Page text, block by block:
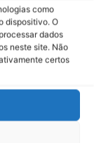
como
dispositivo. O
dados
neste site. Não
certos